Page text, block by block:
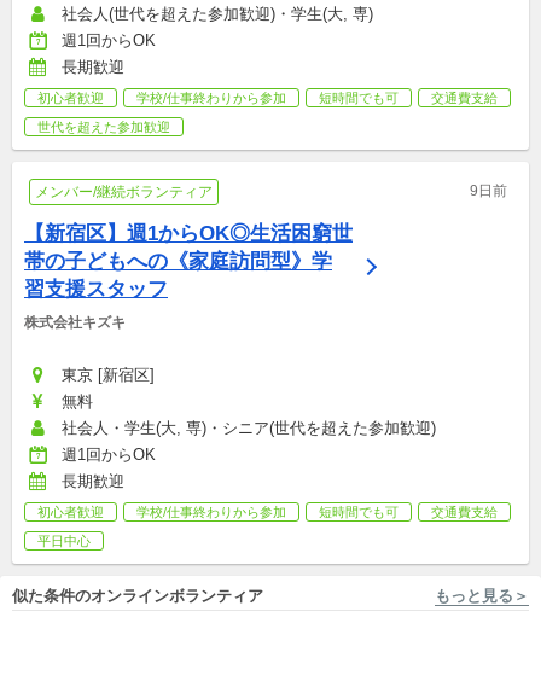
社会人(世代を超えた参加歓迎)・学生(大, 専)
週1回からOK
長期歓迎
初心者歓迎 学校/仕事終わりから参加 短時間でも可
交通費支給
世代を超えた参加歓迎
メンバー/継続ボランティア 9日前
【新宿区】週1からOK◎生活困窮世
帯の子どもへの《家庭訪問型》学
習支援スタッフ
株式会社キズキ
東京 [新宿区]
無料
社会人・学生(大, 専)・シニア(世代を超えた参加歓迎)
週1回からOK
長期歓迎
初心者歓迎 学校/仕事終わりから参加 短時間でも可
交通費支給
平日中心
似た条件のオンラインボランティア もっと見る＞